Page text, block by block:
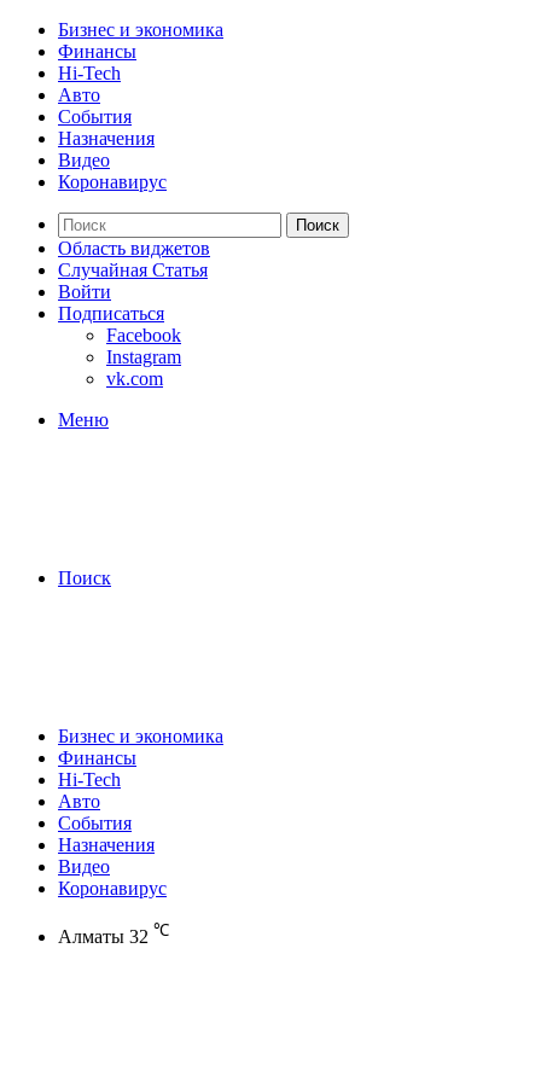
Бизнес и экономика
Финансы
Hi-Tech
Авто
События
Назначения
Видео
Коронавирус
Поиск
Область виджетов
Случайная Статья
Войти
Подписаться
Facebook
Instagram
vk.com
Меню
Поиск
Бизнес и экономика
Финансы
Hi-Tech
Авто
События
Назначения
Видео
Коронавирус
Алматы 32 ℃